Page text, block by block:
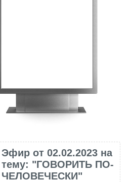
Эфир от 02.02.2023 на
тему: "ГОВОРИТЬ ПО-
ЧЕЛОВЕЧЕСКИ"